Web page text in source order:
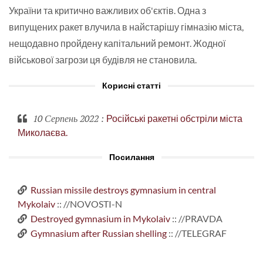
України та критично важливих об'єктів. Одна з
випущених ракет влучила в найстарішу гімназію міста,
нещодавно пройдену капітальний ремонт. Жодної
військової загрози ця будівля не становила.
Корисні статті
10 Серпень 2022: Російські ракетні обстріли міста
Миколаєва.
Посилання
Russian missile destroys gymnasium in central
Mykolaiv :: //NOVOSTI-N
Destroyed gymnasium in Mykolaiv :: //PRAVDA
Gymnasium after Russian shelling :: //TELEGRAF